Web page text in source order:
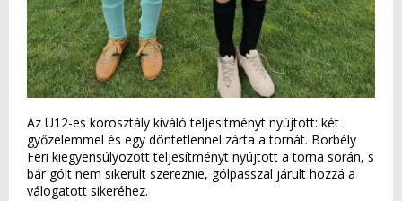
Az U12-es korosztály kiváló teljesítményt nyújtott: két
győzelemmel és egy döntetlennel zárta a tornát. Borbély
Feri kiegyensúlyozott teljesítményt nyújtott a torna során, s
bár gólt nem sikerült szereznie, gólpasszal járult hozzá a
válogatott sikeréhez.